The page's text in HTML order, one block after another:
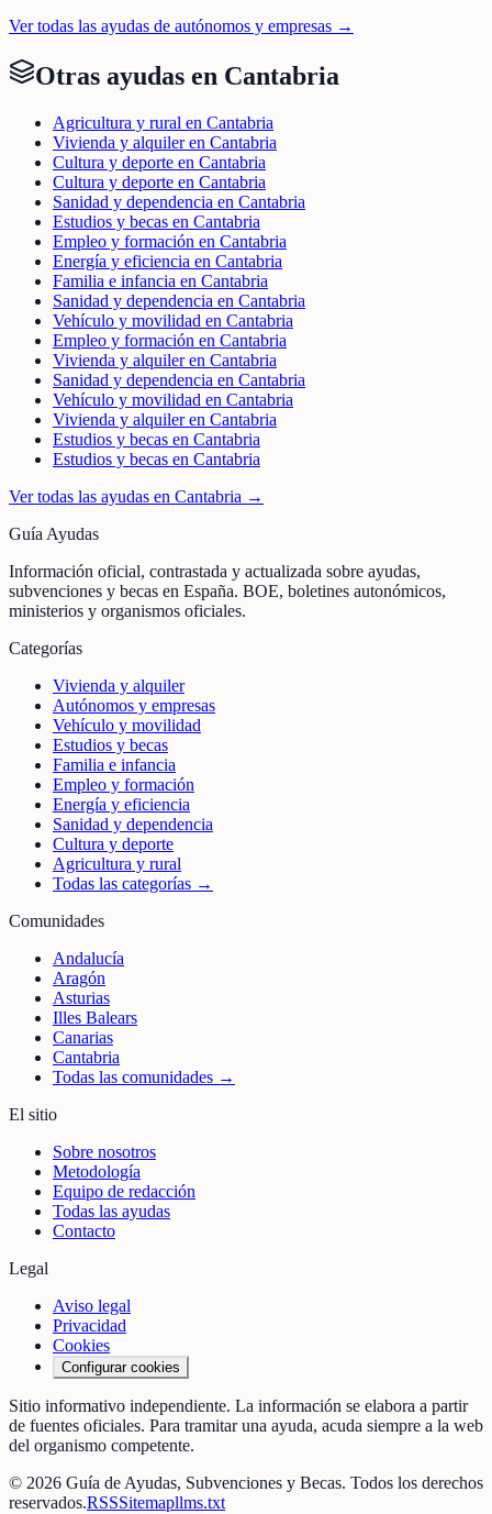
Ver todas las ayudas de autónomos y empresas →
Otras ayudas en Cantabria
Agricultura y rural en Cantabria
Vivienda y alquiler en Cantabria
Cultura y deporte en Cantabria
Cultura y deporte en Cantabria
Sanidad y dependencia en Cantabria
Estudios y becas en Cantabria
Empleo y formación en Cantabria
Energía y eficiencia en Cantabria
Familia e infancia en Cantabria
Sanidad y dependencia en Cantabria
Vehículo y movilidad en Cantabria
Empleo y formación en Cantabria
Vivienda y alquiler en Cantabria
Sanidad y dependencia en Cantabria
Vehículo y movilidad en Cantabria
Vivienda y alquiler en Cantabria
Estudios y becas en Cantabria
Estudios y becas en Cantabria
Ver todas las ayudas en Cantabria →
Guía Ayudas
Información oficial, contrastada y actualizada sobre ayudas,
subvenciones y becas en España. BOE, boletines autonómicos,
ministerios y organismos oficiales.
Categorías
Vivienda y alquiler
Autónomos y empresas
Vehículo y movilidad
Estudios y becas
Familia e infancia
Empleo y formación
Energía y eficiencia
Sanidad y dependencia
Cultura y deporte
Agricultura y rural
Todas las categorías →
Comunidades
Andalucía
Aragón
Asturias
Illes Balears
Canarias
Cantabria
Todas las comunidades →
El sitio
Sobre nosotros
Metodología
Equipo de redacción
Todas las ayudas
Contacto
Legal
Aviso legal
Privacidad
Cookies
Configurar cookies
Sitio informativo independiente. La información se elabora a partir
de fuentes oficiales. Para tramitar una ayuda, acuda siempre a la web
del organismo competente.
© 2026 Guía de Ayudas, Subvenciones y Becas. Todos los derechos
reservados.RSSSitemapllms.txt